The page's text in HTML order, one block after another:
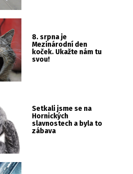
8. srpna je
Mezinárodní den
koček. Ukažte nám tu
svou!
Setkali jsme se na
Hornických
slavnostech a byla to
zábava